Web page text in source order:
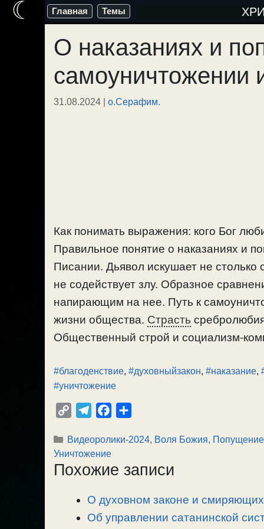
Перейти
содержимому
Главная Темы
О наказаниях и
самоуничтожении
31.08.2024 | о.Серафим.
Как понимать выражения: кого Бог
Правильное понятие о наказаниях и
Писании. Дьявол искушает не столько
не содействует злу. Образное
напирающим на нее. Путь к
жизни общества. Страсть
Общественный строй и социализм-
#благоденствие, #духовныйзакон, #наказание,
#уничтожение
p
y
L
l
e
g
a
m
c
b
o
k
п
а
и
т
Рубрики
Видеоролики-2024, Воля Божия, Попущение
Уничтожение
Похожие записи
О духовном законе и
Об управлении сатанинской
☾